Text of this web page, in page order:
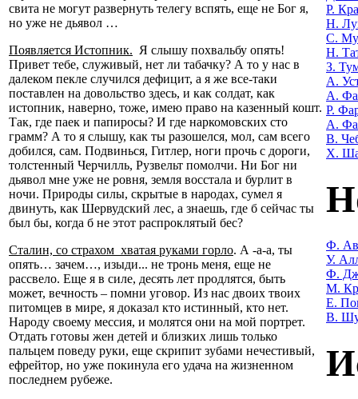
свита не могут развернуть телегу вспять, еще не Бог я,
но уже не дьявол …
Появляется Истопник. Я слышу похвальбу опять!
Привет тебе, служивый, нет ли табачку? А то у нас в
далеком пекле случился дефицит, а я же все-таки
поставлен на довольство здесь, и как солдат, как
истопник, наверно, тоже, имею право на казенный кошт.
Так, где паек и папиросы? И где наркомовских сто
грамм? А то я слышу, как ты разошелся, мол, сам всего
добился, сам. Подвинься, Гитлер, ноги прочь с дороги,
толстенный Черчилль, Рузвельт помолчи. Ни Бог ни
дьявол мне уже не ровня, земля восстала и бурлит в
ночи. Природы силы, скрытые в народах, сумел я
двинуть, как Шервудский лес, а знаешь, где б сейчас ты
был бы, когда б не этот распроклятый бес?
Сталин, со страхом хватая руками горло. А -а-а, ты
опять… зачем…, изыди... не тронь меня, еще не
рассвело. Еще я в силе, десять лет продлятся, быть
может, вечность – помни уговор. Из нас двоих твоих
питомцев в мире, я доказал кто истинный, кто нет.
Народу своему мессия, и молятся они на мой портрет.
Отдать готовы жен детей и близких лишь только
пальцем поведу руки, еще скрипит зубами нечестивый,
ефрейтор, но уже покинула его удача на жизненном
последнем рубеже.
Р.
Н.
С.
Н.
З.
А.
А.
Р.
А.
В.
Х.
Ф.
У.
Ф.
М.
Е.
В.